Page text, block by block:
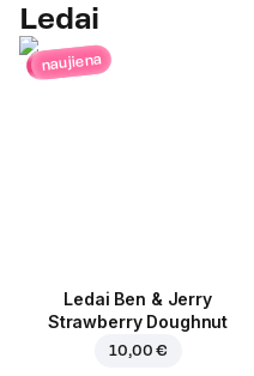
Ledai
naujiena
Ledai Ben & Jerry
Strawberry Doughnut
10,00 €